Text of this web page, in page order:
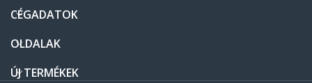
CÉGADATOK
OLDALAK
ÚJ TERMÉKEK